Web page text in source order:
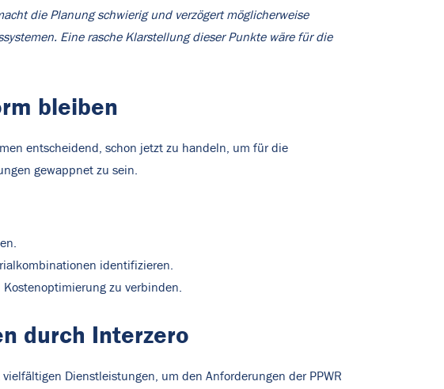
die Planung schwierig und verzögert möglicherweise
Eine rasche Klarstellung dieser Punkte wäre für die
bleiben
entscheidend, schon jetzt zu handeln, um für die
gewappnet zu sein.
identifizieren.
zu verbinden.
durch Interzero
Dienstleistungen, um den Anforderungen der PPWR